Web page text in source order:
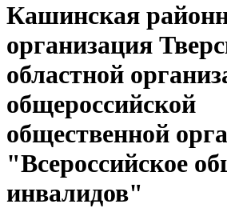
Кашинская
организация
областной
общероссийской
общественной
"Всероссийское
инвалидов"